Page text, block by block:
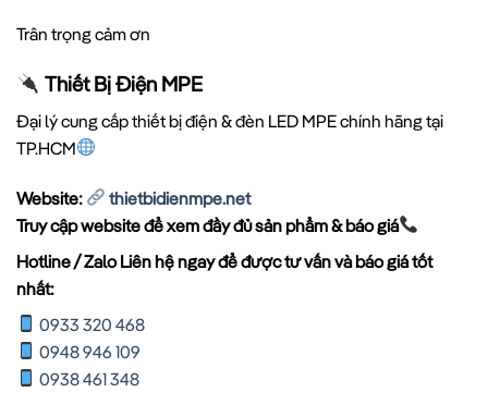
Trân trọng cảm ơn
Thiết Bị Điện MPE
Đại lý cung cấp thiết bị điện & đèn LED MPE chính hãng tại
TP.HCM
Website:
thietbidienmpe.net
Truy cập website để xem đầy đủ sản phẩm & báo giá
Hotline / Zalo Liên hệ ngay để được tư vấn và báo giá tốt
nhất:
0933 320 468
0948 946 109
0938 461 348